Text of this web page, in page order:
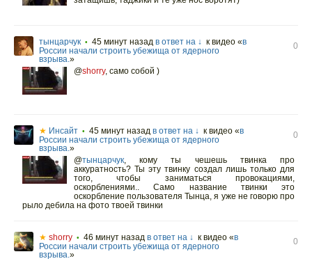
тынцарчук • 45 минут назад в ответ на ↓ к видео «в
России начали строить убежища от ядерного
взрыва.»
0
@shorry, само собой )
★ Инсайт • 45 минут назад в ответ на ↓ к видео «в
России начали строить убежища от ядерного
взрыва.»
0
@тынцарчук, кому ты чешешь твинка про
аккуратность? Ты эту твинку создал лишь только для
того, чтобы заниматься провокациями,
оскорблениями.. Само название твинки это
оскорбление пользователя Тынца, я уже не говорю про
рыло дебила на фото твоей твинки
★ shorry • 46 минут назад в ответ на ↓ к видео «в
России начали строить убежища от ядерного
взрыва.»
0